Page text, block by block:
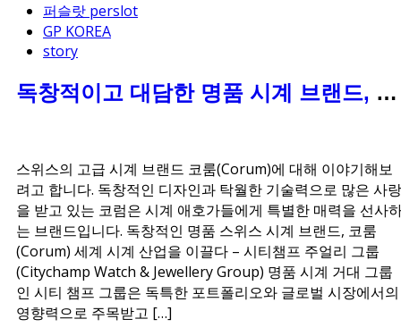
퍼슬랏 perslot
GP KOREA
story
독창적이고 대담한 명품 시계 브랜드, 코
스위스의 고급 시계 브랜드 코룸(Corum)에 대해 이야기해보
려고 합니다. 독창적인 디자인과 탁월한 기술력으로 많은 사랑
을 받고 있는 코럼은 시계 애호가들에게 특별한 매력을 선사
는 브랜드입니다. 독창적인 명품 스위스 시계 브랜드, 코룸
(Corum) 세계 시계 산업을 이끌다 – 시티챔프 주얼리 그룹
(Citychamp Watch & Jewellery Group) 명품 시계 거대 그룹
인 시티 챔프 그룹은 독특한 포트폴리오와 글로벌 시장에서의
영향력으로 주목받고 […]